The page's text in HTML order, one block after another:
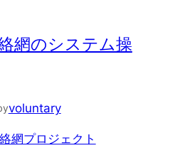
網のシステム操
voluntary
網プロジェクト